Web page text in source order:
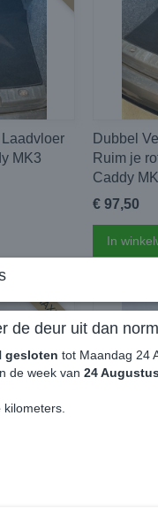
MK3
Dubbel
Ruim je
Caddy
€ 97,50
In
MAXI
de deur uit dan
gesloten tot Maandag 24
de week van 24
kilometers.